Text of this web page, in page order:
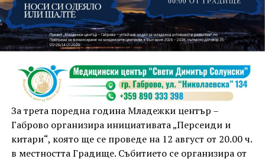
На 13 август организаторите са предвидили
занимания и за здрав дух, и за здраво тяло.
Инструкторката по пилатес и йога Йоанна Петрова
от FitLab ще се погрижи за добрия тонус с групова
тренировка от 19.00 ч., а след това ще има мозъчна
атака с куиз вечер за обща култура. Вечерта ще
приключи с прожекция на новия български
комедиен филм „Брънч за начинаещи“ – в парка,
под звездното дряновско небе.
За трета поредна година Младежки център –
Габрово организира инициативата „Персеиди и
китари“, която ще се проведе на 12 август от 20.00 ч.
в местността Градище. Събитието се организира от